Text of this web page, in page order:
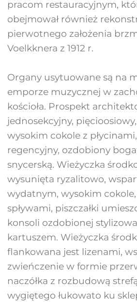
pracom restauracyjnym,
obejmował również
pierwotnego założenia
Voelkknera z 1912 r.
Organy usytuowane są na
emporze muzycznej w
kościoła. Prospekt
jednosekcyjny,
wysokim cokole z
regencyjny, ozdobiony
snycerską. Wieżyczka
wysunięta ryzalitowo,
wydatnym, wysokim
spływami, piszczałki
konsoli ozdobionej
kartuszem. Wieżyczka
flankowana jest lizenami,
zwieńczenie w formie
naczółka z rozbudową
wygiętego łukowato ku